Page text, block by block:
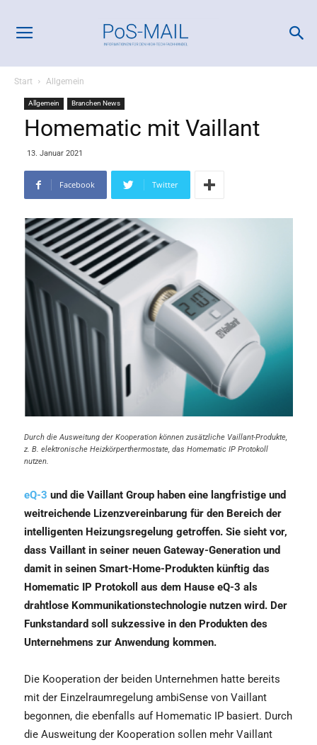
Start Allgemein
Allgemein Branchen News
Homematic mit Vaillant
13. Januar 2021
Facebook Twitter
Durch die Ausweitung der Kooperation können zusätzliche Vaillant-Produkte,
z. B. elektronische Heizkörperthermostate, das Homematic IP Protokoll
nutzen.
eQ-3 und die Vaillant Group haben eine langfristige und
weitreichende Lizenzvereinbarung für den Bereich der
intelligenten Heizungsregelung getroffen. Sie sieht vor,
dass Vaillant in seiner neuen Gateway-Generation und
damit in seinen Smart-Home-Produkten künftig das
Homematic IP Protokoll aus dem Hause eQ-3 als
drahtlose Kommunikationstechnologie nutzen wird. Der
Funkstandard soll sukzessive in den Produkten des
Unternehmens zur Anwendung kommen.
Die Kooperation der beiden Unternehmen hatte bereits
mit der Einzelraumregelung ambiSense von Vaillant
begonnen, die ebenfalls auf Homematic IP basiert. Durch
die Ausweitung der Kooperation sollen mehr Vaillant